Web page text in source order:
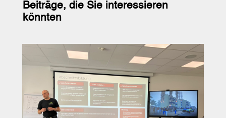
Beiträge, die Sie interessieren
könnten